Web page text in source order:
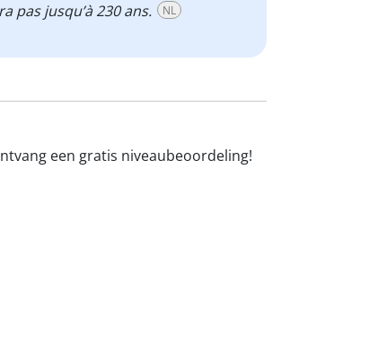
pas jusqu’à 230 ans. NL
een gratis niveaubeoordeling!